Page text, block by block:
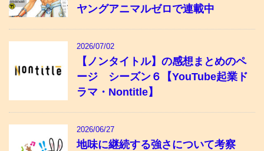
ヤングアニマルゼロで連載中
2026/07/02
【ノンタイトル】の感想まとめのペ
ージ シーズン６【YouTube起業ド
ラマ・Nontitle】
2026/06/27
地味に継続する強さについて考察